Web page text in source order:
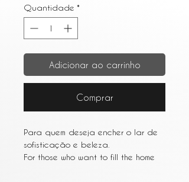
Quantidade *
Adicionar ao carrinho
Comprar
Para quem deseja encher o lar de
sofisticação e beleza.
For those who want to fill the home